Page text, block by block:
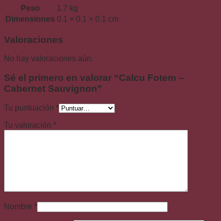
Peso
1.7 kg
Dimensiones 0.1 × 0.1 × 0.1 cm
Valoraciones
No hay valoraciones aún.
Sé el primero en valorar “Calcu Fotem –
Cabernet Sauvignon”
Tu puntuación *
Tu valoración *
Nombre *